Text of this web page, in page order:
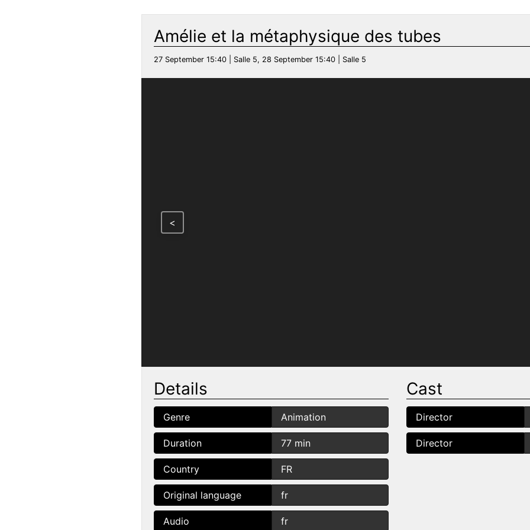
Amélie et la métaphysique des tubes
27 September 15:40 | Salle 5, 28 September 15:40 | Salle 5
<
Details
Genre Animation
Duration 77 min
Country FR
Original language fr
Audio fr
Cast
Director
Director